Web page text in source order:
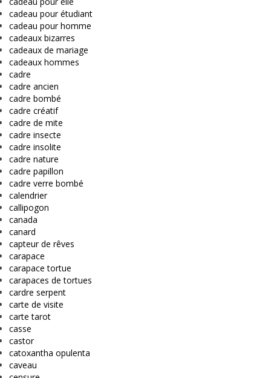
cadeau pour étudiant
cadeau pour homme
cadeaux bizarres
cadeaux de mariage
cadeaux hommes
cadre
cadre ancien
cadre bombé
cadre créatif
cadre de mite
cadre insecte
cadre insolite
cadre nature
cadre papillon
cadre verre bombé
calendrier
callipogon
canada
canard
capteur de rêves
carapace
carapace tortue
carapaces de tortues
cardre serpent
carte de visite
carte tarot
casse
castor
catoxantha opulenta
caveau